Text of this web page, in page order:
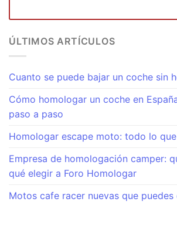
ÚLTIMOS ARTÍCULOS
Cuanto se puede bajar un coche sin
Cómo homologar un coche en
paso a paso
Homologar escape moto: todo lo
Empresa de homologación camper:
qué elegir a Foro Homologar
Motos cafe racer nuevas que